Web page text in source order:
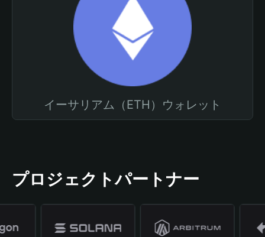
イーサリアム（ETH）ウォレット
プロジェクトパートナー